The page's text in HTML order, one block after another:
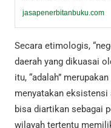
jasapenerbitanbuku.com
Secara etimologis,
daerah yang dikuasai
itu, “adalah”
menyatakan eksistensi
bisa diartikan sebagai
wilayah tertentu